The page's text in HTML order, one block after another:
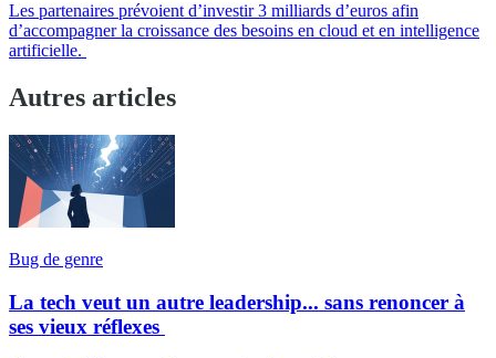
Les partenaires prévoient d’investir 3 milliards d’euros afin
d’accompagner la croissance des besoins en cloud et en intelligence
artificielle.
Autres articles
Bug de genre
La tech veut un autre leadership... sans renoncer à
ses vieux réflexes